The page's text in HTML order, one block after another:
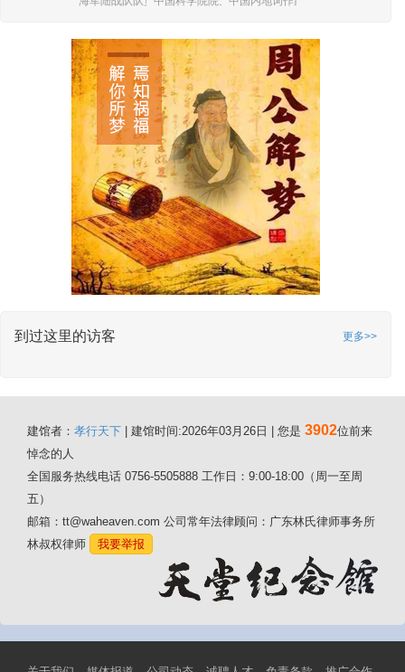
到过这里的访客 更多>>
建馆者： 孝行天下 | 建馆时间:2026年03月26日 | 您是 3902位前来
悼念的人
全国服务热线电话 0756-5505888 工作日：9:00-18:00（周一至周
五）
邮箱：tt@waheaven.com 公司常年法律顾问：广东林氏律师事务所
林叔权律师
我要举报